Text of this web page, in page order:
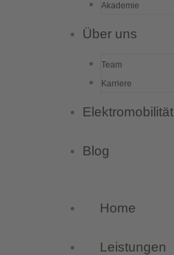
Akademie
Über uns
Team
Karriere
Elektromobilität
Blog
Home
Leistungen